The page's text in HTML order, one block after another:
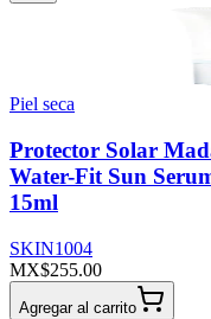
Piel seca
Protector Solar
Water-Fit Sun
15ml
SKIN1004
MX$255.00
Agregar al carrito